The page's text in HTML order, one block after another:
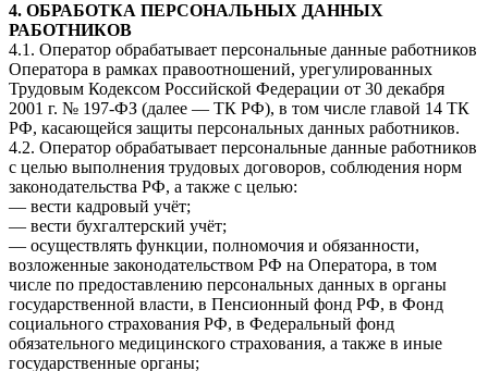
4. ОБРАБОТКА ПЕРСОНАЛЬНЫХ ДАННЫХ
РАБОТНИКОВ
4.1. Оператор обрабатывает персональные данные работников
Оператора в рамках правоотношений, урегулированных
Трудовым Кодексом Российской Федерации от 30 декабря
2001 г. № 197-ФЗ (далее — ТК РФ), в том числе главой 14 ТК
РФ, касающейся защиты персональных данных работников.
4.2. Оператор обрабатывает персональные данные работников
с целью выполнения трудовых договоров, соблюдения норм
законодательства РФ, а также с целью:
— вести кадровый учёт;
— вести бухгалтерский учёт;
— осуществлять функции, полномочия и обязанности,
возложенные законодательством РФ на Оператора, в том
числе по предоставлению персональных данных в органы
государственной власти, в Пенсионный фонд РФ, в Фонд
социального страхования РФ, в Федеральный фонд
обязательного медицинского страхования, а также в иные
государственные органы;